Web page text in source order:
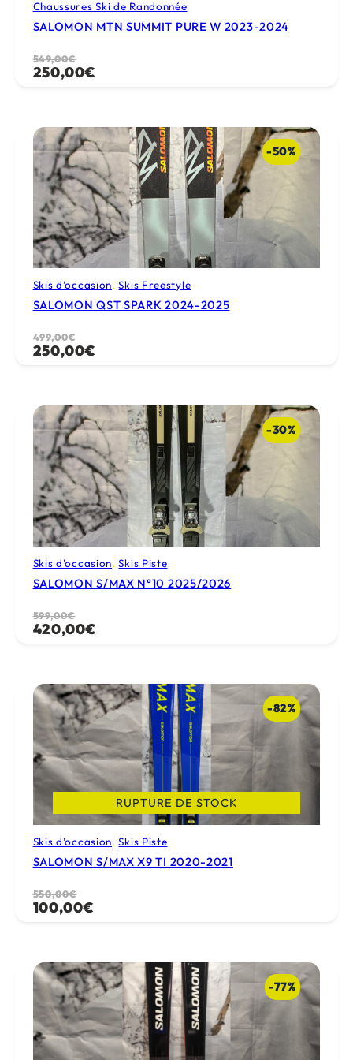
Chaussures Ski de Randonnée
SALOMON MTN SUMMIT PURE W 2023-2024
549,00€
Le
prix
549,00€.
250,00€
Le
prix
250,00€.
-50%
Skis d’occasion, Skis Freestyle
SALOMON QST SPARK 2024-2025
499,00€
Le
prix
499,00€.
250,00€
Le
prix
250,00€.
-30%
Skis d’occasion, Skis Piste
SALOMON S/MAX N°10 2025/2026
599,00€
Le
prix
599,00€.
420,00€
Le
prix
420,00€.
-82%
RUPTURE DE STOCK
Skis d’occasion, Skis Piste
SALOMON S/MAX X9 TI 2020-2021
550,00€
Le
prix
550,00€.
100,00€
Le
prix
100,00€.
-77%